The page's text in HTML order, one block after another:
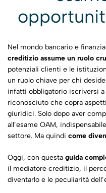
Nel mondo bancario e
creditizio assume un ruolo
potenziali clienti e le
un ruolo chiave per chi
infatti obbligatorio iscriversi a
riconosciuto che copra
giuridici. Solo dopo aver
all’esame OAM,
settore. Ma quindi come
Oggi, con questa guida
il mediatore creditizio, il
diventarlo e le peculiarità